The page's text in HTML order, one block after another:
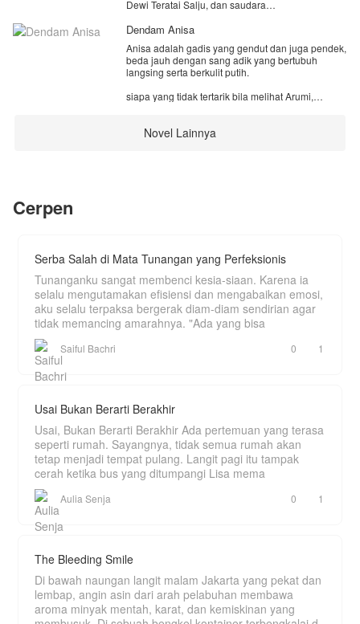
di belakangnya selama ini.
Cerita tidak sampai di situ, setelah menikah
dengan Dev, Mayra jadi tahu sisi lain dari pria
dingin itu.
Dapatkan mayra meluluhkan hati Dev yang
sekeras batu?
Dewi Teratai Salju, dan saudara
hancur, dan jiwanya tercerai-berai.
terbangun di Benua Langit Biru, di dalam tubuh
seorang pemuda dengan nama yang sama.
Pemuda ini dikenal sebagai "Sampah Terbesar" di
cacat sejak lahir. Namun, mereka tidak tahu
teknik kultivasi purba yang memungkinkannya
Dendam Anisa
Anisa adalah gadis yang gendut dan juga pendek,
beda jauh dengan sang adik yang bertubuh
langsing serta berkulit putih.
siapa yang tidak tertarik bila melihat Arumi,
adik.Novel Lainnya
Cerpen
Serba Salah di Mata Tunangan yang Perfeksionis
Tunanganku sangat membenci kesia-siaan. Karena ia
selalu mengutamakan efisiensi dan mengabaikan emosi,
aku selalu terpaksa bergerak diam-diam sendirian agar
tidak memancing amarahnya. "Ada yang bisa
Saiful Bachri 0 1
Usai Bukan Berarti Berakhir
Usai, Bukan Berarti Berakhir Ada pertemuan yang terasa
seperti rumah. Sayangnya, tidak semua rumah akan
tetap menjadi tempat pulang. Langit pagi itu tampak
cerah ketika bus yang ditumpangi Lisa mema
Aulia Senja 0 1
The Bleeding Smile
Di bawah naungan langit malam Jakarta yang pekat dan
lembap, angin asin dari arah pelabuhan membawa
aroma minyak mentah, karat, dan kemiskinan yang